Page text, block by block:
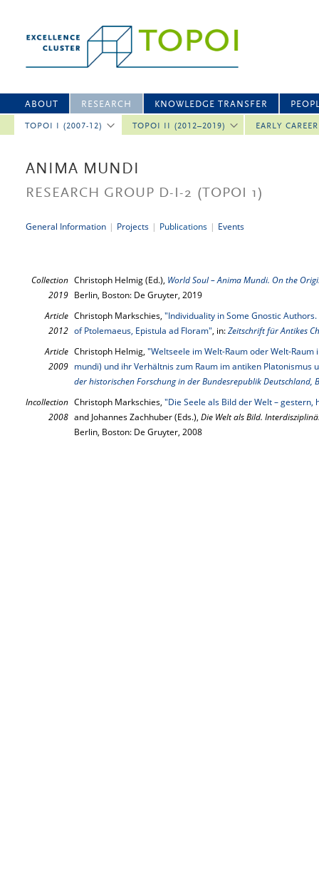
ABOUT RESEARCH
TOPOI I (2007-12) TOPOI II (2012–2019) EARLY
KNOWLEDGE TRANSFER
ANIMA MUNDI
RESEARCH GROUP D-I-2 (TOPOI 1)
General Information | Projects | Publications | Events
Collection
2019
Christoph Helmig (Ed.), World Soul – Anima Mundi. On the
Berlin, Boston: De Gruyter, 2019
Article
2012
Christoph Markschies, "Individuality in Some Gnostic
of Ptolemaeus, Epistula ad Floram", in:Zeitschrift für Antikes
Article
2009
Christoph Helmig, "Weltseele im Welt-Raum oder Welt-
mundi) und ihr Verhältnis zum Raum im antiken Platonismus
der historischen Forschung in der Bundesrepublik Deutschland,
Incollection
2008
Christoph Markschies, "Die Seele als Bild der Welt – gestern,
and Johannes Zachhuber (Eds.), Die Welt als Bild.
Berlin, Boston: De Gruyter, 2008